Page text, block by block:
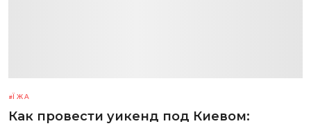
ЇЖА
Как провести уикенд под Киевом: